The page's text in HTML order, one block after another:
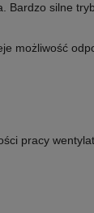
Bardzo silne
możliwość
pracy